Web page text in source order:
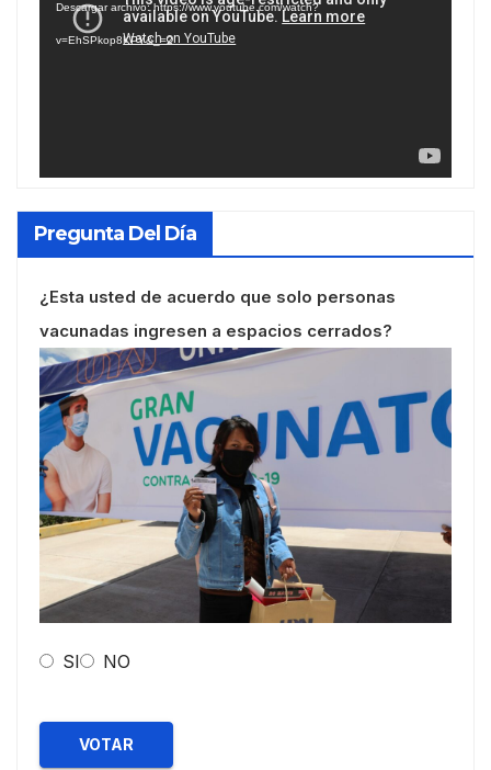
vídeo
Descargar archivo: https://www.youtube.com/watch?
v=EhSPkop8KPY&_=2
Pregunta Del Día
¿Esta usted de acuerdo que solo personas
vacunadas ingresen a espacios cerrados?
SI NO
VOTAR